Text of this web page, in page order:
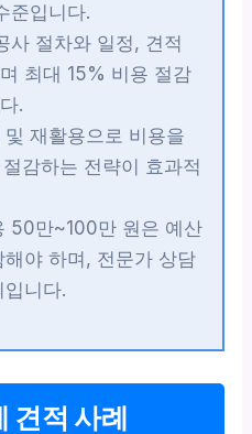
준입니다.
사 절차와 일정, 견적
최대 15% 비용 절감
.
재활용으로 비용을
감하는 전략이 효과적
50만~100만 원은 예산
야 하며, 전문가 상담
니다.
견적 사례